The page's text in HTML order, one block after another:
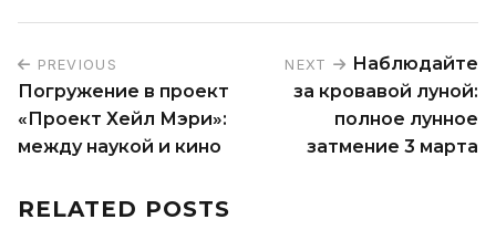
PREVIOUS
Погружение в проект
«Проект Хейл Мэри»:
между наукой и кино
NEXT
Наблюдайте
за кровавой луной:
полное лунное
затмение 3 марта
RELATED POSTS